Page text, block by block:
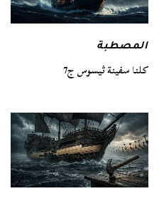
المصطبة
كلنا سفينة ثيسوس ج7